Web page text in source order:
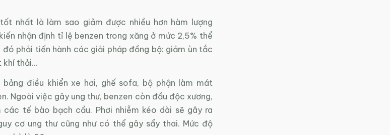
nhất là làm sao giảm được nhiều hơn hàm lượng
nhận định tỉ lệ benzen trong xăng ở mức 2,5% thể
phải tiến hành các giải pháp đồng bộ: giảm ùn tắc
khí thải…
bảng điều khiển xe hơi, ghế sofa, bộ phận làm mát
Ngoài việc gây ung thư, benzen còn đầu độc xương,
tế bào bạch cầu. Phơi nhiễm kéo dài sẽ gây ra
cơ ung thư cũng như có thể gây sẩy thai. Mức độ